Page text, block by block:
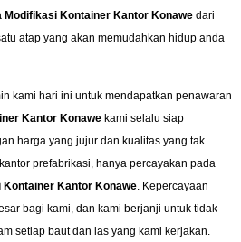
Modifikasi Kontainer Kantor Konawe dari
atap yang akan memudahkan hidup anda
kami hari ini untuk mendapatkan penawaran
Kantor Konawe kami selalu siap
harga yang jujur dan kualitas yang tak
prefabrikasi, hanya percayakan pada
Kantor Konawe. Kepercayaan
bagi kami, dan kami berjanji untuk tidak
setiap baut dan las yang kami kerjakan.